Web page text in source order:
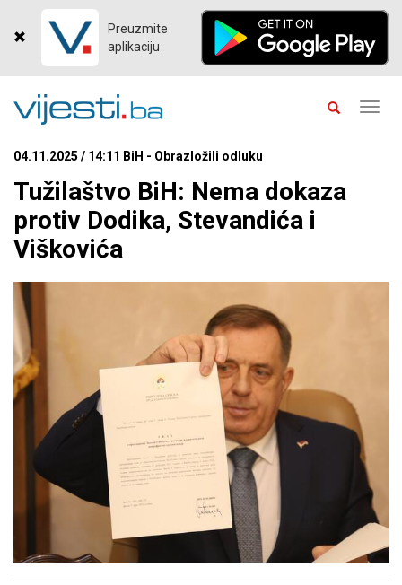
Preuzmite
aplikaciju
04.11.2025 / 14:11 BiH - Obrazložili odluku
Tužilaštvo BiH: Nema dokaza
protiv Dodika, Stevandića i
Viškovića